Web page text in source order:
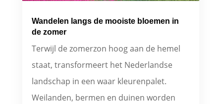
Wandelen langs de mooiste bloemen in
de zomer
Terwijl de zomerzon hoog aan de hemel
staat, transformeert het Nederlandse
landschap in een waar kleurenpalet.
Weilanden, bermen en duinen worden